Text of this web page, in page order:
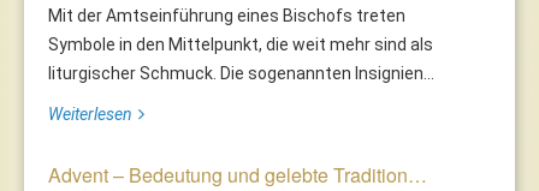
Mit der Amtseinführung eines Bischofs treten
Symbole in den Mittelpunkt, die weit mehr sind als
liturgischer Schmuck. Die sogenannten Insignien...
Weiterlesen
Advent – Bedeutung und gelebte Tradition…